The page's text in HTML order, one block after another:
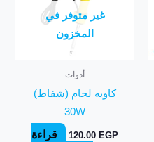
غير متوفر في
كاويه لحام (شفاط)
120.00
قراءة